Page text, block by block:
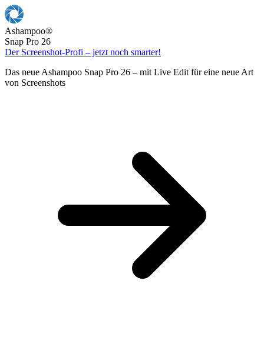
Ashampoo®
Snap Pro 26
Der Screenshot-Profi – jetzt noch smarter!
Das neue Ashampoo Snap Pro 26 – mit Live Edit für eine neue Art
von Screenshots